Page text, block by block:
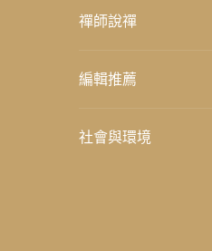
禪師說禪
編輯推薦
社會與環境